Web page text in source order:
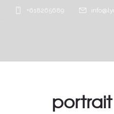
+618265689